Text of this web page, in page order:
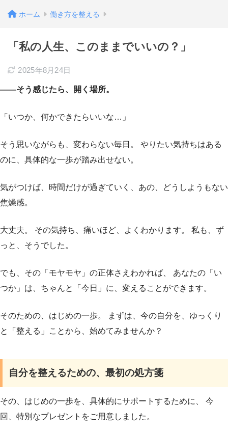
ホーム 働き方を整える
「私の人生、このままでいいの？」
2025年8月24日
——そう感じたら、開く場所。
「いつか、何かできたらいいな…」
そう思いながらも、変わらない毎日。 やりたい気持ちはある
のに、具体的な一歩が踏み出せない。
気がつけば、時間だけが過ぎていく、あの、どうしようもない
焦燥感。
大丈夫。 その気持ち、痛いほど、よくわかります。 私も、ず
っと、そうでした。
でも、その「モヤモヤ」の正体さえわかれば、 あなたの「い
つか」は、ちゃんと「今日」に、変えることができます。
そのための、はじめの一歩。 まずは、今の自分を、ゆっくり
と「整える」ことから、始めてみませんか？
自分を整えるための、最初の処方箋
その、はじめの一歩を、具体的にサポートするために、 今
回、特別なプレゼントをご用意しました。